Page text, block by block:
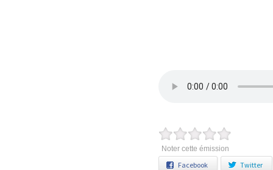
Noter cette émission
Facebook Twitter